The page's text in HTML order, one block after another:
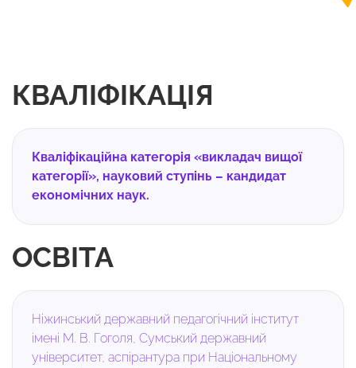
КВАЛІФІКАЦІЯ
Кваліфікаційна категорія «викладач вищої
категорії», науковий ступінь – кандидат
економічних наук.
ОСВІТА
Ніжинський державний педагогічний інститут
імені М. В. Гоголя, Сумський державний
університет, аспірантура при Національному